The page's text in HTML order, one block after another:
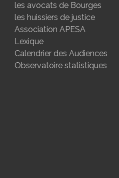
les avocats de Bourges
les huissiers de justice
Association APESA
Lexique
Calendrier des Audiences
Observatoire statistiques